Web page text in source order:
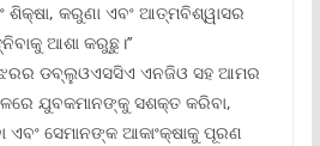
ଶିକ୍ଷା, କରୁଣା ଏବଂ ଆତ୍ମବିଶ୍ୱାସର
ଆଶା କରୁଛୁ।’’
ଡବ୍ଲୁଓଏସସିଏ ଏନଜିଓ ସହ ଆମର
ଯୁବକମାନଙ୍କୁ ସଶକ୍ତ କରିବା,
ଏବଂ ସେମାନଙ୍କ ଆକାଂକ୍ଷାକୁ ପୂରଣ